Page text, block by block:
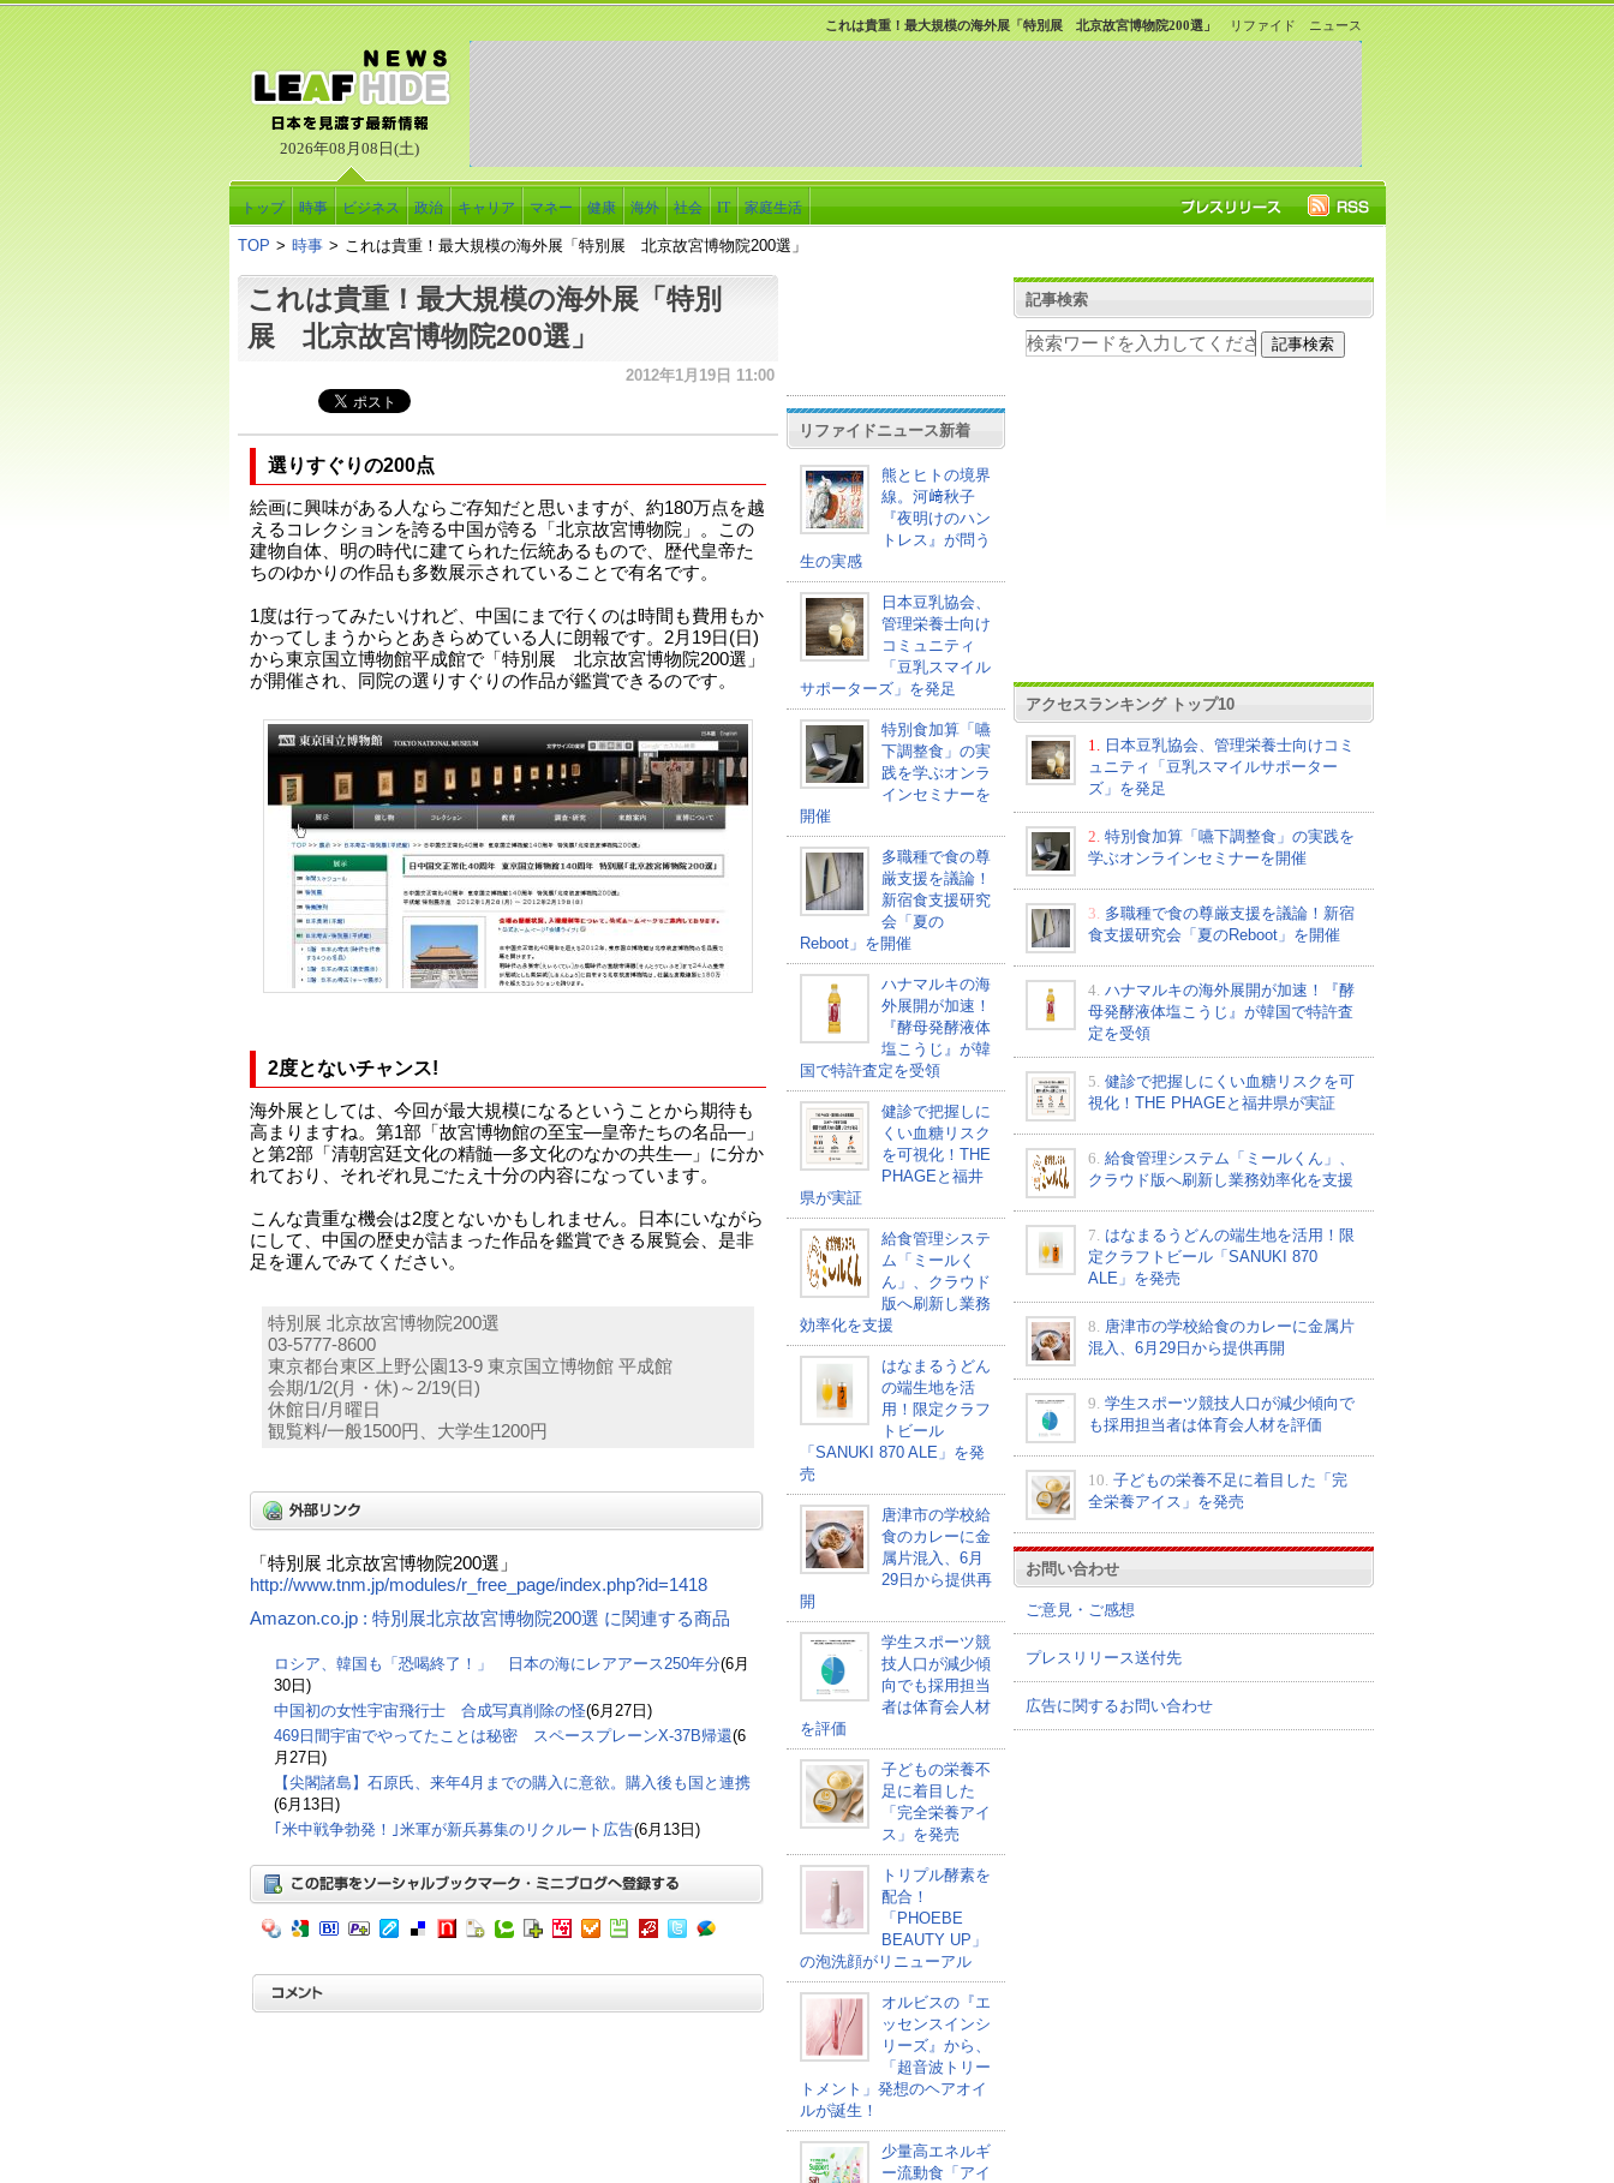
2026年08月08日(土)
リファイド ニュース
これは貴重！最大規模の海外展「特別展 北京故宮博物院200選」
トップ 時事 ビジネス 政治 キャリア マネー 健康 海外 社会 IT 家庭生活
TOP > 時事 > これは貴重！最大規模の海外展「特別展 北京故宮博物院200選」
これは貴重！最大規模の海外展「特別
展 北京故宮博物院200選」
2012年1月19日 11:00
選りすぐりの200点
絵画に興味がある人ならご存知だと思いますが、約180万点を越
えるコレクションを誇る中国が誇る「北京故宮博物院」。この
建物自体、明の時代に建てられた伝統あるもので、歴代皇帝た
ちのゆかりの作品も多数展示されていることで有名です。
1度は行ってみたいけれど、中国にまで行くのは時間も費用もか
かってしまうからとあきらめている人に朗報です。2月19日(日)
から東京国立博物館平成館で「特別展 北京故宮博物院200選」
が開催され、同院の選りすぐりの作品が鑑賞できるのです。
2度とないチャンス!
海外展としては、今回が最大規模になるということから期待も
高まりますね。第1部「故宮博物館の至宝―皇帝たちの名品―」
と第2部「清朝宮廷文化の精髄―多文化のなかの共生―」に分か
れており、それぞれ見ごたえ十分の内容になっています。
こんな貴重な機会は2度とないかもしれません。日本にいながら
にして、中国の歴史が詰まった作品を鑑賞できる展覧会、是非
足を運んでみてください。
特別展 北京故宮博物院200選
03-5777-8600
東京都台東区上野公園13-9 東京国立博物館 平成館
会期/1/2(月・休)～2/19(日)
休館日/月曜日
観覧料/一般1500円、大学生1200円
「特別展 北京故宮博物院200選」
http://www.tnm.jp/modules/r_free_page/index.php?id=1418
Amazon.co.jp : 特別展北京故宮博物院200選 に関連する商品
ロシア、韓国も「恐喝終了！」 日本の海にレアアース250年分(6月
30日)
中国初の女性宇宙飛行士 合成写真削除の怪(6月27日)
469日間宇宙でやってたことは秘密 スペースプレーンX-37B帰還(6
月27日)
【尖閣諸島】石原氏、来年4月までの購入に意欲。購入後も国と連携
(6月13日)
｢米中戦争勃発！｣米軍が新兵募集のリクルート広告(6月13日)
リファイドニュース新着
熊とヒトの境界
線。河﨑秋子
『夜明けのハン
トレス』が問う
生の実感
日本豆乳協会、
管理栄養士向け
コミュニティ
「豆乳スマイル
サポーターズ」を発足
特別食加算「嚥
下調整食」の実
践を学ぶオンラ
インセミナーを
開催
多職種で食の尊
厳支援を議論！
新宿食支援研究
会「夏の
Reboot」を開催
ハナマルキの海
外展開が加速！
『酵母発酵液体
塩こうじ』が韓
国で特許査定を受領
健診で把握しに
くい血糖リスク
を可視化！THE
PHAGEと福井
県が実証
給食管理システ
ム「ミールく
ん」、クラウド
版へ刷新し業務
効率化を支援
はなまるうどん
の端生地を活
用！限定クラフ
トビール
「SANUKI 870 ALE」を発
売
唐津市の学校給
食のカレーに金
属片混入、6月
29日から提供再
開
学生スポーツ競
技人口が減少傾
向でも採用担当
者は体育会人材
を評価
子どもの栄養不
足に着目した
「完全栄養アイ
ス」を発売
トリプル酵素を
配合！
「PHOEBE
BEAUTY UP」
の泡洗顔がリニューアル
オルビスの『エ
ッセンスインシ
リーズ』から、
「超音波トリー
トメント」発想のヘアオイ
ルが誕生！
少量高エネルギ
ー流動食「アイ
記事検索
アクセスランキング トップ10
1.
日本豆乳協会、管理栄養士向けコミ
ュニティ「豆乳スマイルサポーター
ズ」を発足
2. 特別食加算「嚥下調整食」の実践を
学ぶオンラインセミナーを開催
3. 多職種で食の尊厳支援を議論！新宿
食支援研究会「夏のReboot」を開催
4. ハナマルキの海外展開が加速！『酵
母発酵液体塩こうじ』が韓国で特許査
定を受領
5. 健診で把握しにくい血糖リスクを可
視化！THE PHAGEと福井県が実証
6. 給食管理システム「ミールくん」、
クラウド版へ刷新し業務効率化を支援
7. はなまるうどんの端生地を活用！限
定クラフトビール「SANUKI 870
ALE」を発売
8. 唐津市の学校給食のカレーに金属片
混入、6月29日から提供再開
9. 学生スポーツ競技人口が減少傾向で
も採用担当者は体育会人材を評価
10. 子どもの栄養不足に着目した「完
全栄養アイス」を発売
お問い合わせ
ご意見・ご感想
プレスリリース送付先
広告に関するお問い合わせ